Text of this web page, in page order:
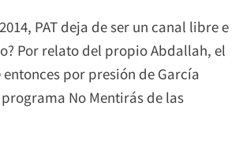
PAT deja de ser un canal libre e
Por relato del propio Abdallah, el
por presión de García
No Mentirás de las